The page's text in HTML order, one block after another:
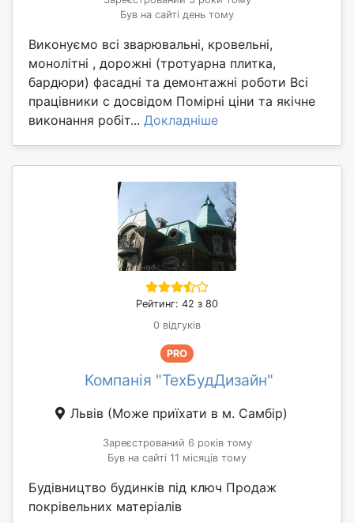
Був на сайті день тому
Виконуємо всі зварювальні, кровельні,
монолітні , дорожні (тротуарна плитка,
бардюри) фасадні та демонтажні роботи Всі
працівники с досвідом Помірні ціни та якічне
виконання робіт... Докладніше
Рейтинг: 42 з 80
0 відгуків
PRO
Компанія "ТехБудДизайн"
Львів (Може приїхати в м. Самбір)
Зареєстрований 6 років тому
Був на сайті 11 місяців тому
Будівництво будинків під ключ Продаж
покрівельних матеріалів